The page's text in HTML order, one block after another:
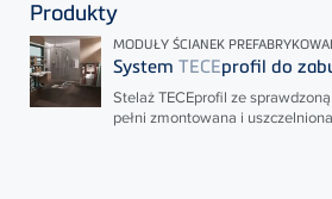
Produkty
MODUŁY ŚCIANEK
System TECEprofil do
StelażTECEprofil ze
pełni zmontowana i